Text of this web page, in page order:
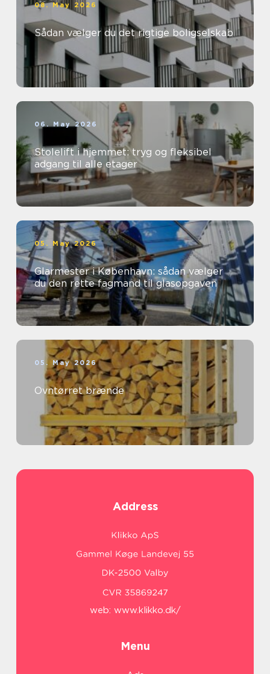
08. May 2026
Sådan vælger du det rigtige boligselskab
06. May 2026
Stolelift i hjemmet: tryg og fleksibel
adgang til alle etager
05. May 2026
Glarmester i København: sådan vælger
du den rette fagmand til glasopgaven
05. May 2026
Ovntørret brænde
Address
web: www.klikko.dk/
Menu